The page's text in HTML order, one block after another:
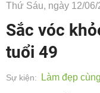
Thứ Sáu, ngày 12/06/
Sắc vóc
tuổi 49
Sự kiện: Làm đẹp